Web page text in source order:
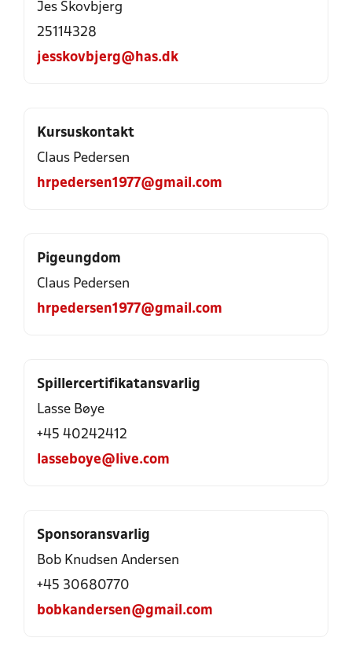
Jes Skovbjerg
25114328
jesskovbjerg@has.dk
Kursuskontakt
Claus Pedersen
hrpedersen1977@gmail.com
Pigeungdom
Claus Pedersen
hrpedersen1977@gmail.com
Spillercertifikatansvarlig
Lasse Bøye
+45 40242412
lasseboye@live.com
Sponsoransvarlig
Bob Knudsen Andersen
+45 30680770
bobkandersen@gmail.com